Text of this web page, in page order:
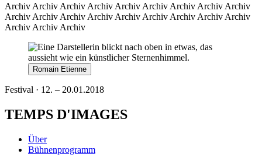
Archiv Archiv Archiv Archiv Archiv Archiv Archiv Archiv Archiv
Archiv Archiv Archiv Archiv Archiv Archiv Archiv Archiv Archiv
Archiv Archiv Archiv
Romain Etienne
Festival · 12. – 20.01.2018
TEMPS D'IMAGES
Über
Bühnenprogramm